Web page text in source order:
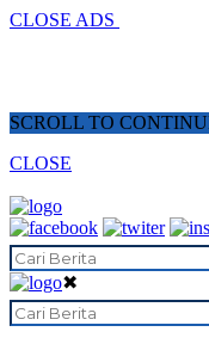
CLOSE ADS
SCROLL TO
CLOSE
✖